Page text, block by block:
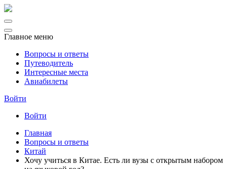
Главное меню
Вопросы и ответы
Путеводитель
Интересные места
Авиабилеты
Войти
Войти
Главная
Вопросы и ответы
Китай
Хочу учиться в Китае. Есть ли вузы с открытым набором